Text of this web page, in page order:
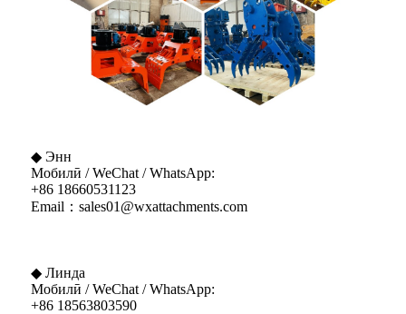
◆ Энн
Мобилӣ / WeChat / WhatsApp:
+86 18660531123
Email：sales01@wxattachments.com
◆ Линда
Мобилӣ / WeChat / WhatsApp:
+86 18563803590